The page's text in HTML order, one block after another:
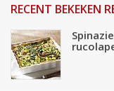
RECENT BEKEKEN